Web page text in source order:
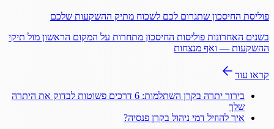
פוליסת החיסכון שתגרום לכם לשכוח מתיק ההשקעות שלכם
בשנים האחרונות פוליסות החיסכון מתחרות על המקום הראשון מול תיקי
ההשקעות — ואף מנצחות
קראו עוד
בירור יתרה בקרן השתלמות: 6 דרכים פשוטות לבדוק את היתרה
שלך
איך להוזיל דמי ניהול בקרן פנסיה?